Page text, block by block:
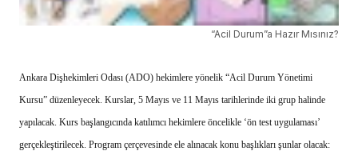
“Acil Durum”a Hazır Mısınız?
Ankara Dişhekimleri Odası (ADO) hekimlere yönelik “Acil Durum Yönetimi
Kursu” düzenleyecek. Kurslar, 5 Mayıs ve 11 Mayıs tarihlerinde iki grup halinde
yapılacak. Kurs başlangıcında katılımcı hekimlere öncelikle ‘ön test uygulaması’
gerçekleştirilecek. Program çerçevesinde ele alınacak konu başlıkları şunlar olacak: